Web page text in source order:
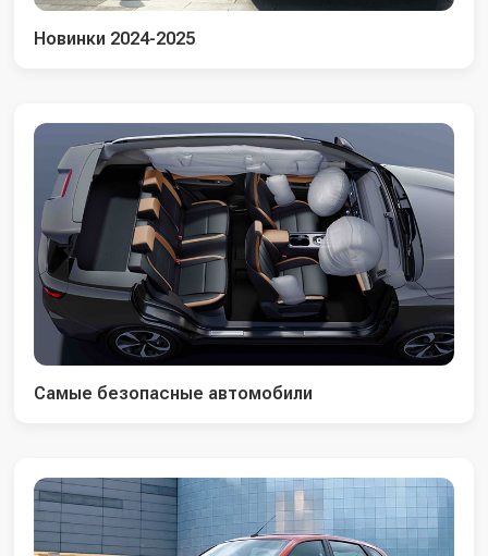
Новинки 2024-2025
Самые безопасные автомобили